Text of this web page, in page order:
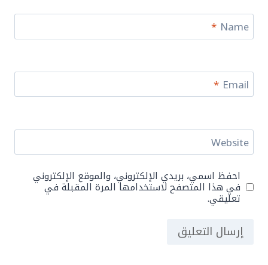
Name
*
Email
*
Website
احفظ اسمي، بريدي الإلكتروني، والموقع الإلكتروني
في هذا المتصفح لاستخدامها المرة المقبلة في
تعليقي.